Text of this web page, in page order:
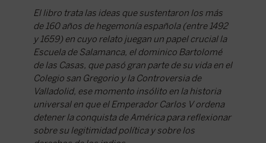
El libro trata las ideas que sustentaron los más
de 160 años de hegemonía española (entre 1492
y 1659) en cuyo relato juegan un papel crucial la
Escuela de Salamanca, el dominico Bartolomé
de las Casas, que pasó gran parte de su vida en el
Colegio san Gregorio y la Controversia de
Valladolid, ese momento insólito en la historia
universal en que el Emperador Carlos V ordena
detener la conquista de América para reflexionar
sobre su legitimidad política y sobre los